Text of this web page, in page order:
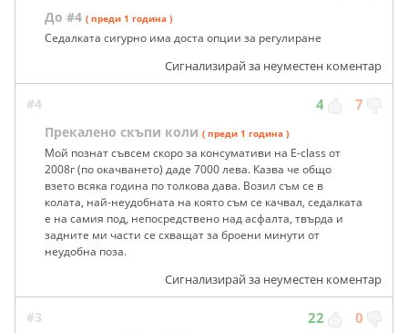
До #4 ( преди 1 година )
Седалката сигурно има доста опции за регулиране
Сигнализирай за неуместен коментар
#4 4 7
Прекалено скъпи коли ( преди 1 година )
Мой познат съвсем скоро за консумативи на E-class от
2008г (по окачването) даде 7000 лева. Казва че общо
взето всяка година по толкова дава. Возил съм се в
колата, най-неудобната на която съм се качвал, седалката
е на самия под, непосредствено над асфалта, твърда и
задните ми части се схващат за броени минути от
неудобна поза.
Сигнализирай за неуместен коментар
#3 22 0